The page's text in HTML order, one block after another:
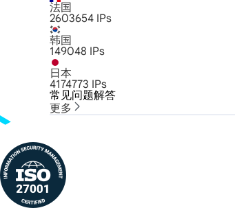
法国
2603654 IPs
韩国
149048 IPs
日本
4174773 IPs
常见问题解答
更多